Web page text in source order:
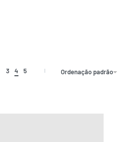
3 4 5 Ordenação padrão